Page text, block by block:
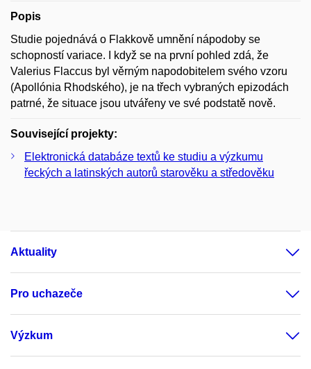
Popis
Studie pojednává o Flakkově umnění nápodoby se
schopností variace. I když se na první pohled zdá, že
Valerius Flaccus byl věrným napodobitelem svého vzoru
(Apollónia Rhodského), je na třech vybraných epizodách
patrné, že situace jsou utvářeny ve své podstatě nově.
Související projekty:
Elektronická databáze textů ke studiu a výzkumu
řeckých a latinských autorů starověku a středověku
Aktuality
Pro uchazeče
Výzkum